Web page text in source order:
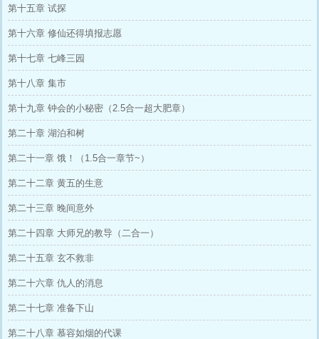
第十五章 试探
第十六章 修仙还得填报志愿
第十七章 七峰三园
第十八章 集市
第十九章 钟会的小秘密（2.5合一超大肥章）
第二十章 湖泊和树
第二十一章 饿！（1.5合一章节~）
第二十二章 黄五的生意
第二十三章 晚间意外
第二十四章 大师兄的教导（二合一）
第二十五章 玄不救非
第二十六章 仇人的消息
第二十七章 准备下山
第二十八章 慕容如烟的代课